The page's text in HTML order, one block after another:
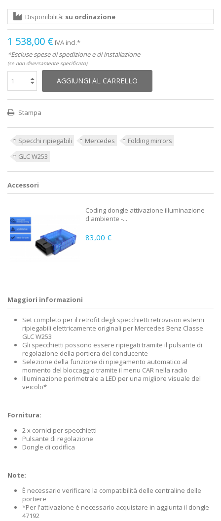
Disponibilità: su ordinazione
1 538,00 € IVA incl.*
*Escluse spese di spedizione e di installazione
(se non diversamente specificato)
AGGIUNGI AL CARRELLO
Stampa
Specchi ripiegabili Mercedes
Folding mirrors
GLC W253
Accessori
Coding dongle attivazione illuminazione
d'ambiente -...
83,00 €
Maggiori informazioni
Set completo per il retrofit degli specchietti retrovisori esterni
ripiegabili elettricamente originali per Mercedes Benz Classe
GLC W253
Gli specchietti possono essere ripiegati tramite il pulsante di
regolazione della portiera del conducente
Selezione della funzione di ripiegamento automatico al
momento del bloccaggio tramite il menu CAR nella radio
Illuminazione perimetrale a LED per una migliore visuale del
veicolo*
Fornitura:
2 x cornici per specchietti
Pulsante di regolazione
Dongle di codifica
Note:
È necessario verificare la compatibilità delle centraline delle
portiere
*Per l'attivazione è necessario acquistare in aggiunta il dongle
47192